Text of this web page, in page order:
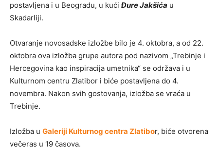
postavljena i u Beogradu, u kućiĐure Jakšića u
Skadarliji.
Otvaranje novosadske izložbe bilo je 4. oktobra, a od 22.
oktobra ova izložba grupe autora pod nazivom „Trebinje i
Hercegovina kao inspiracija umetnika“ se održava i u
Kulturnom centru Zlatibor i biće postavljena do 4.
novembra. Nakon svih gostovanja, izložba se vraća u
Trebinje.
Izložba u Galeriji Kulturnog centra Zlatibor, biće otvorena
večeras u 19 časova.